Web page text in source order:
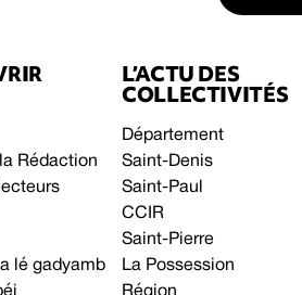
Rédaction
lé gadyamb
L’ACTU DES
COLLECTIVITÉS
Département
Saint-Denis
Saint-Paul
CCIR
Saint-Pierre
La Possession
Région